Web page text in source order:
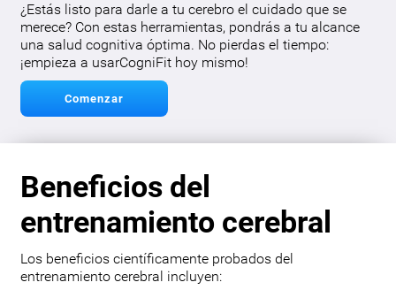
¿Estás listo para darle a tu cerebro el cuidado que se
merece? Con estas herramientas, pondrás a tu alcance
una salud cognitiva óptima. No pierdas el tiempo:
¡empieza a usarCogniFit hoy mismo!
Comenzar
Beneficios del
entrenamiento cerebral
Los beneficios científicamente probados del
entrenamiento cerebral incluyen: